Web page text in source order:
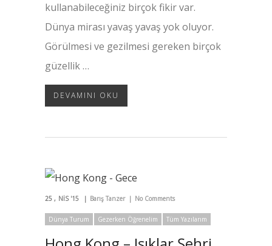
kullanabileceğiniz birçok fikir var.
Dünya mirası yavaş yavaş yok oluyor.
Görülmesi ve gezilmesi gereken birçok
güzellik …
DEVAMINI OKU
25 NIS '15 Barış Tanzer No Comments
Dünya Turum Gezerken Öğrenelim Tüm Yazılarım